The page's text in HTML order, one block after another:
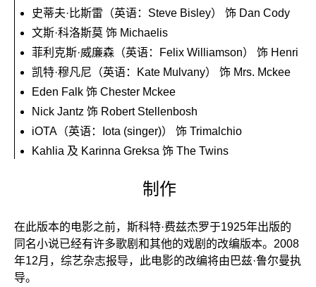
史蒂夫·比斯雷（英语：Steve Bisley） 饰 Dan Cody
文斯·科洛斯莫 饰 Michaelis
菲利克斯·威廉森（英语：Felix Williamson） 饰 Henri
凯特·穆凡尼（英语：Kate Mulvany） 饰 Mrs. Mckee
Eden Falk 饰 Chester Mckee
Nick Jantz 饰 Robert Stellenbosh
iOTA（英语：Iota (singer)） 饰 Trimalchio
Kahlia 及 Karinna Greksa 饰 The Twins
制作
在此版本的电影之前，斯科特·费兹杰罗于1925年出版的
同名小说已经有许多歌剧和其他的戏剧的改编版本。2008
年12月，综艺杂志报导，此电影的改编将由巴兹·鲁尔曼执
导。